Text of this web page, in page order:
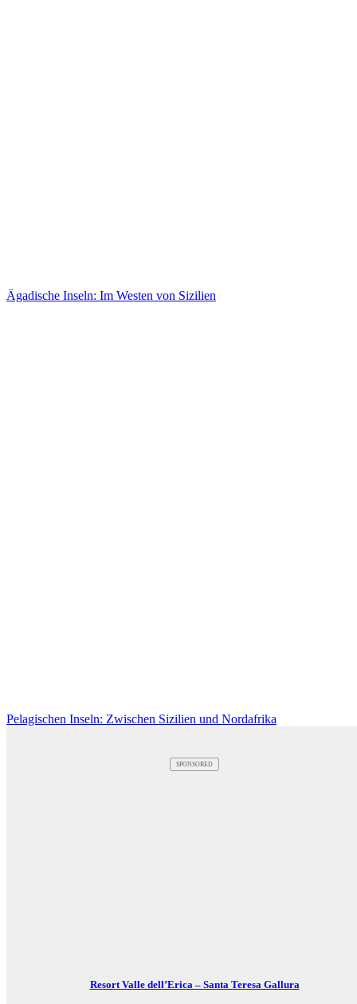
Ägadische Inseln: Im Westen von Sizilien
Pelagischen Inseln: Zwischen Sizilien und Nordafrika
SPONSORED
Resort Valle dell’Erica – Santa Teresa Gallura